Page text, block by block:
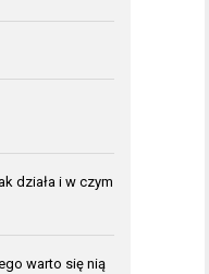
działa i w czym
warto się nią